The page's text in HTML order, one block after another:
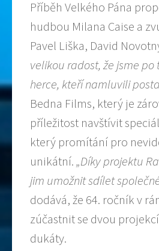
Příběh Velkého Pána
hudbou Milana Caise a
Pavel Liška, David
velikou radost, že jsme
herce, kteří namluvili
Bedna Films, který je
příležitost navštívit
který promítání pro
unikátní.„Díky projektu
jim umožnit sdílet
dodává, že 64. ročník v
zúčastnit se dvou
dukáty.